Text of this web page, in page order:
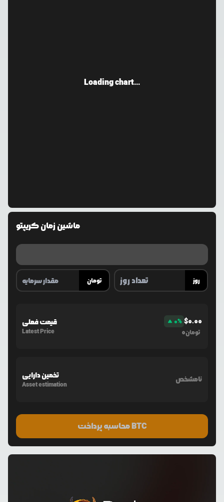
Loading chart...
ماشین زمان کریپتو
تومان روز
قیمت فعلی
Latest Price
0% $0.00
0تومان
تخمین دارایی
Asset estimation
نامشخص
محاسبه پرداخت BTC